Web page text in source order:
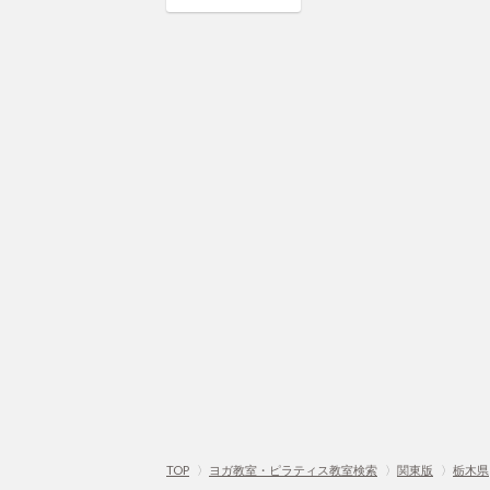
TOP 〉 ヨガ教室・ピラティス教室検索 〉 関東版 〉 栃木県